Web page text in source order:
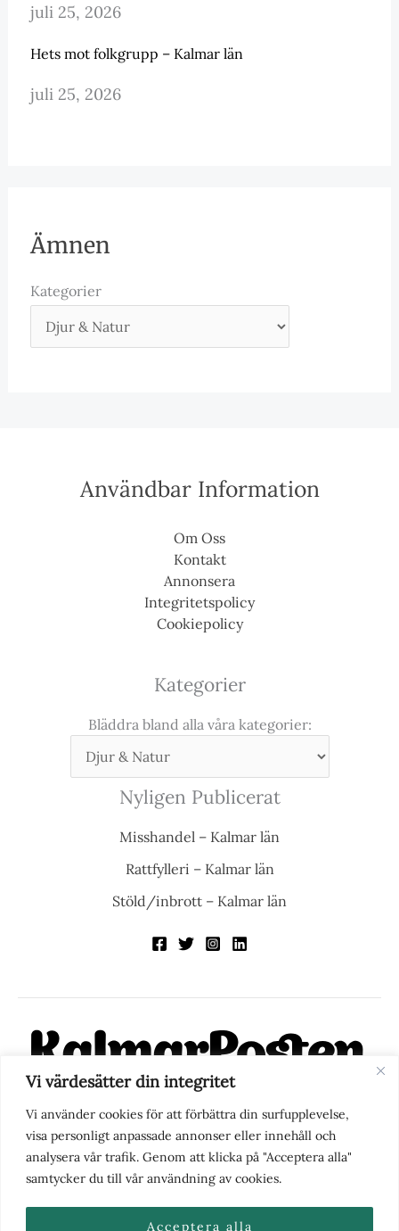
Vi värdesätter din integritet
Vi använder cookies för att förbättra din surfupplevelse,
visa personligt anpassade annonser eller innehåll och
analysera vår trafik. Genom att klicka på "Acceptera alla"
samtycker du till vår användning av cookies.
Acceptera alla
juli 25, 2026
Hets mot folkgrupp – Kalmar län
juli 25, 2026
Ämnen
Kategorier
Användbar Information
Om Oss
Kontakt
Annonsera
Integritetspolicy
Cookiepolicy
Kategorier
Bläddra bland alla våra kategorier:
Nyligen Publicerat
Misshandel – Kalmar län
Rattfylleri – Kalmar län
Stöld/inbrott – Kalmar län
KalmarPosten är en modern lokalnyhetstidning på nätet. Med
fokus på Kalmarregionen, men också med blick för det större
perspektivet, vill vi vara din självklara kanal för nyheter,
berättelser och engagemang. KalmarPosten grundades 1988 och
fick nya ägare 2025.